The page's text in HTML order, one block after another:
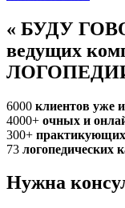
« БУДУ
ведущих
6000 клиентов уже
4000+ очных и
300+ практикующих
73 логопедических
Нужна